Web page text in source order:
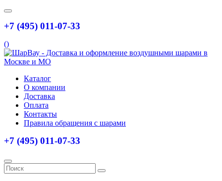
+7 (495) 011-07-33
()
Каталог
О компании
Доставка
Оплата
Контакты
Правила обращения с шарами
+7 (495) 011-07-33